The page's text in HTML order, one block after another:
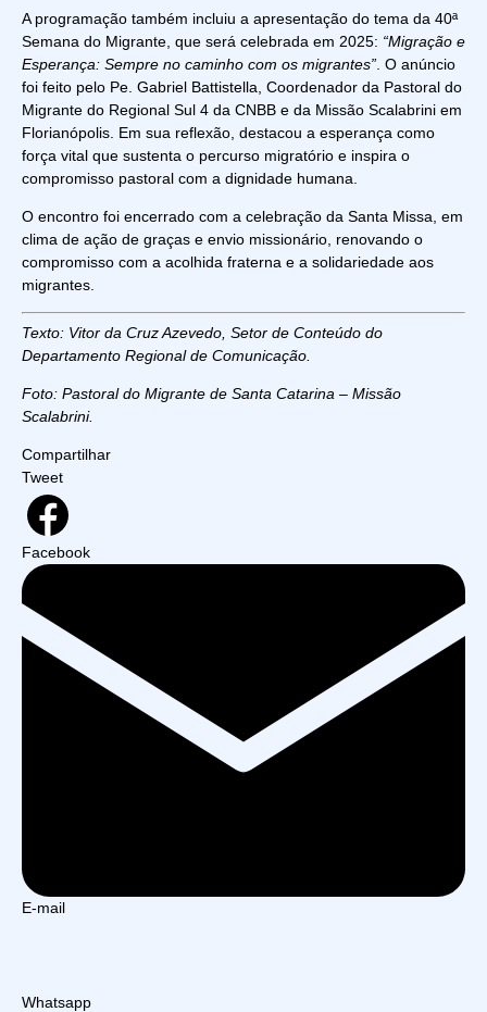
A programação também incluiu a apresentação do tema da 40ª
Semana do Migrante, que será celebrada em 2025: “Migração e
Esperança: Sempre no caminho com os migrantes” . O anúncio
foi feito pelo Pe. Gabriel Battistella, Coordenador da Pastoral do
Migrante do Regional Sul 4 da CNBB e da Missão Scalabrini em
Florianópolis. Em sua reflexão, destacou a esperança como
força vital que sustenta o percurso migratório e inspira o
compromisso pastoral com a dignidade humana.
O encontro foi encerrado com a celebração da Santa Missa, em
clima de ação de graças e envio missionário, renovando o
compromisso com a acolhida fraterna e a solidariedade aos
migrantes.
Texto: Vitor da Cruz Azevedo, Setor de Conteúdo do
Departamento Regional de Comunicação.
Foto: Pastoral do Migrante de Santa Catarina – Missão
Scalabrini.
Compartilhar
Tweet
Facebook
E-mail
Whatsapp